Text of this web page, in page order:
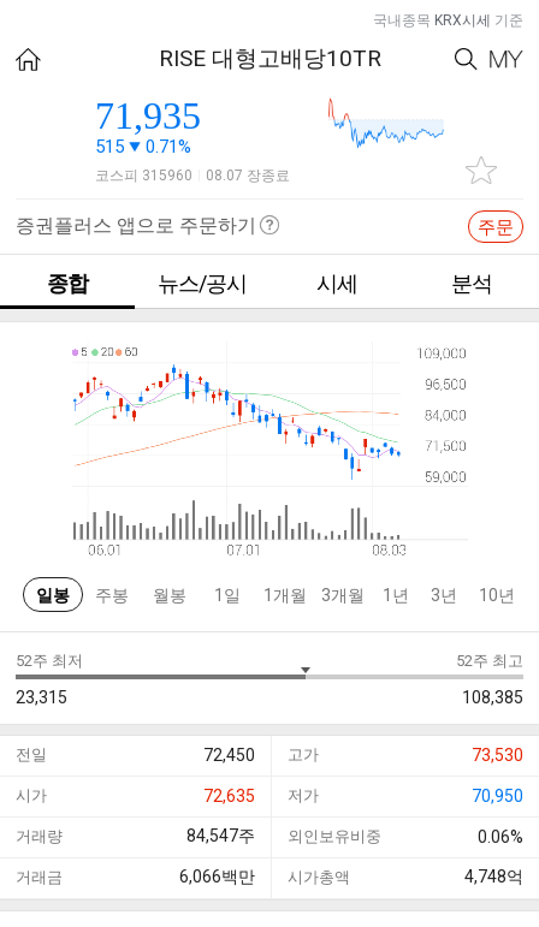
국내종목 KRX시세 기준
RISE 대형고배당10TR
71,935
515 0.71%
코스피 315960 08.07 장종료
증권플러스 앱으로 주문하기 주문
종합 뉴스/공시 시세 분석
일봉 주봉 월봉 1일 1개월 3개월 1년 3년 10년
52주 최저
23,315
52주 최고
108,385
전일 72,450 고가 73,530
시가 72,635 저가 70,950
거래량 84,547주 외인보유비중 0.06%
거래금 6,066백만 시가총액 4,748억